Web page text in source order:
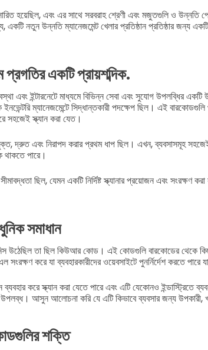
হয়েছিল, এবং এর সাথে সরবরাহ শ্রেণী এবং মজুতগুলি ও উন্নতি
একটি নতুন উন্নতি ম্যানেজমেন্ট খেলার প্রতিষ্ঠান প্রতিষ্ঠার জন্য
একটি প্রায়শব্দিক.
এবং ইন্টারনেটে মাধ্যমে বিভিন্ন সেবা এবং সুযোগ উপলব্ধির একটি
ম্যানেজমেন্টে সিদ্ধান্তকারী পদক্ষেপ ছিল। এই
সহজেই স্ক্যান করা যেত।
দ্রুত এবং নিরাপদ করার প্রথম ধাপ ছিল। এখন, ব্যবসাসমূহ
থাকতে পারে।
ছিল, যেমন একটি নির্দিষ্ট স্ক্যানার প্রয়োজন এবং সংরক্ষণ
সমাধান
উঠেছিল তা ছিল কিউআর কোড। এই কোডগুলি বারকোডের থেকে
করে যা ব্যবহারকারীদের ওয়েবসাইটে পুনর্নির্দেশ করতে
করে স্ক্যান করা যেতে পারে এবং এটি যেকোনও
আসুন আলোচনা করি যে এটি কিভাবে ব্যবসার জন্য উপকারী,
শক্তি